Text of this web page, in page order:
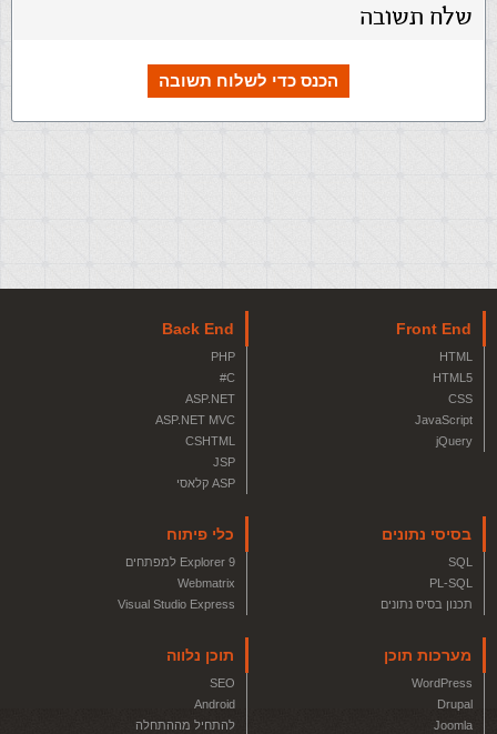
שלח תשובה
הכנס כדי לשלוח תשובה
Front End
HTML
HTML5
CSS
JavaScript
jQuery
Back End
PHP
C#
ASP.NET
ASP.NET MVC
CSHTML
JSP
ASP קלאסי
בסיסי נתונים
SQL
PL-SQL
תכנון בסיס נתונים
כלי פיתוח
Explorer 9 למפתחים
Webmatrix
Visual Studio Express
מערכות תוכן
WordPress
Drupal
Joomla
תוכן נלווה
SEO
Android
להתחיל מההתחלה